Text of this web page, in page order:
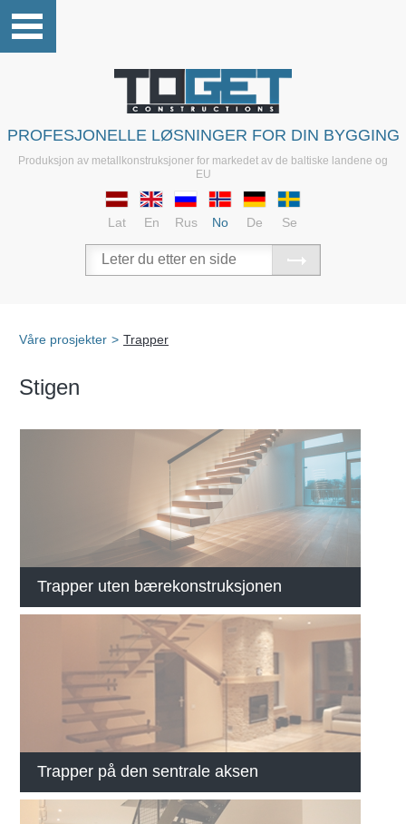
PROFESJONELLE LØSNINGER FOR DIN BYGGING
Produksjon av metallkonstruksjoner for markedet av de baltiske landene og
EU
Lat En Rus No De Se
Våre prosjekter > Trapper
Stigen
Trapper uten bærekonstruksjonen
Trapper på den sentrale aksen